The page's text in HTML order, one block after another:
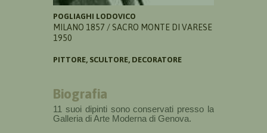
POGLIAGHI LODOVICO
MILANO 1857 / SACRO MONTE DI VARESE
1950
PITTORE, SCULTORE, DECORATORE
Biografia
11 suoi dipinti sono conservati presso la
Galleria di Arte Moderna di Genova.